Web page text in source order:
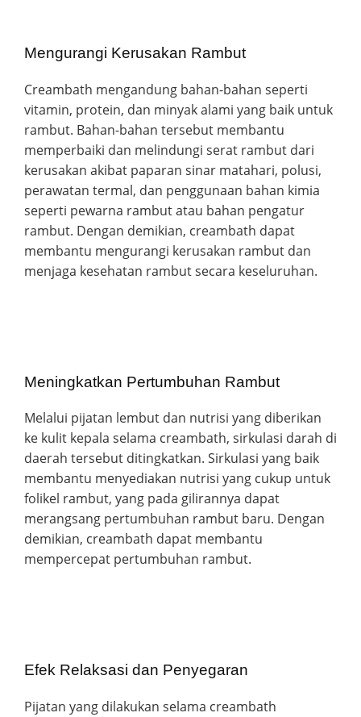
Mengurangi Kerusakan Rambut
Creambath mengandung bahan-bahan seperti
vitamin, protein, dan minyak alami yang baik untuk
rambut. Bahan-bahan tersebut membantu
memperbaiki dan melindungi serat rambut dari
kerusakan akibat paparan sinar matahari, polusi,
perawatan termal, dan penggunaan bahan kimia
seperti pewarna rambut atau bahan pengatur
rambut. Dengan demikian, creambath dapat
membantu mengurangi kerusakan rambut dan
menjaga kesehatan rambut secara keseluruhan.
Meningkatkan Pertumbuhan Rambut
Melalui pijatan lembut dan nutrisi yang diberikan
ke kulit kepala selama creambath, sirkulasi darah di
daerah tersebut ditingkatkan. Sirkulasi yang baik
membantu menyediakan nutrisi yang cukup untuk
folikel rambut, yang pada gilirannya dapat
merangsang pertumbuhan rambut baru. Dengan
demikian, creambath dapat membantu
mempercepat pertumbuhan rambut.
Efek Relaksasi dan Penyegaran
Pijatan yang dilakukan selama creambath